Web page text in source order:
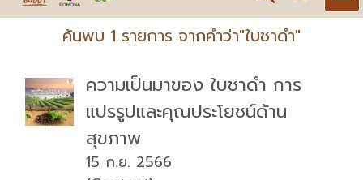
ค้นพบ 1 รายการ จากคำว่า"ใบชาดำ"
ความเป็นมาของ ใบชาดำ การ
แปรรูปและคุณประโยชน์ด้าน
สุขภาพ
15 ก.ย. 2566